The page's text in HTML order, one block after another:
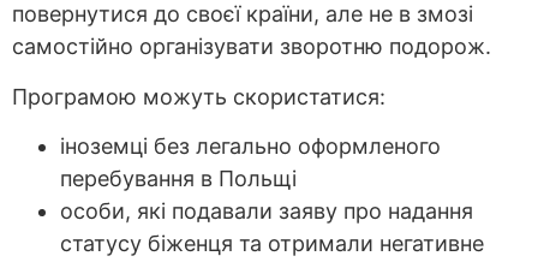
повернутися до своєї країни, але не в змозі
самостійно організувати зворотню подорож.
Програмою можуть скористатися:
іноземці без легально оформленого
перебування в Польщі
особи, які подавали заяву про надання
статусу біженця та отримали негативне